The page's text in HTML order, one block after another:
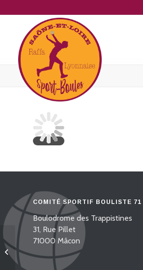
COMITÉ SPORTIF BOULISTE 71
Boulodrome des Trappistines
31, Rue Pillet
71000 Mâcon
TANCON-COUBLANC